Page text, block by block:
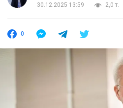
30.12.2025 13:59
2,0 т.
0